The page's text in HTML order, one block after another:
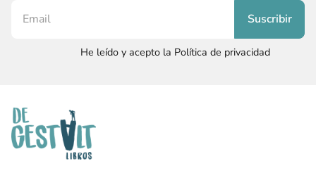
He leído y acepto la Política de privacidad